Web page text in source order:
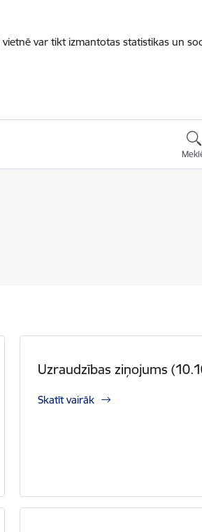
var tikt izmantotas statistikas un
Uzraudzības ziņojums
Skatīt vairāk